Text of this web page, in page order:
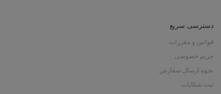
دسترسی سریع
قوانین و مقررات
حریم خصوصی
نحوه ارسال سفارش
ثبت شکایات